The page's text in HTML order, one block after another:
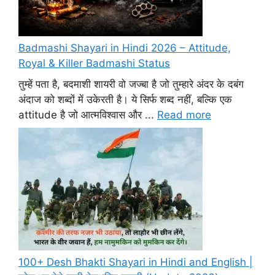
Badmashi Shayari in Hindi 2026 – Attitude,
Royal & Killer Badmashi Status
तुम्हें पता है, बदमाशी शायरी वो जज्बा है जो तुम्हारे अंदर के दबंग
अंदाज को शब्दों में उकेरती है। ये सिर्फ शब्द नहीं, बल्कि एक
attitude है जो आत्मविश्वास और ... Read more
100+ Desh Bhakti Shayari in Hindi and English |